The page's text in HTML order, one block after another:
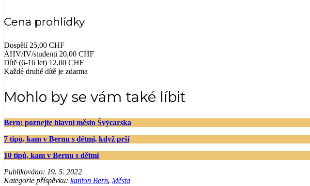
Cena prohlídky
Dospělí 25,00 CHF
AHV/IV/studenti 20,00 CHF
Dítě (6-16 let) 12,00 CHF
Každé druhé dítě je zdarma
Mohlo by se vám také líbit
Bern: poznejte hlavní město Švýcarska
7 tipů, kam v Bernu s dětmi, když prší
10 tipů, kam v Bernu s dětmi
Publikováno: 19. 5. 2022
Kategorie příspěvku: kanton Bern, Města